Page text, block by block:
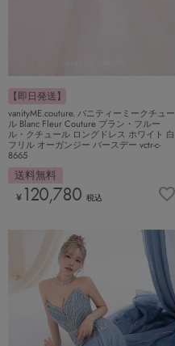
【即日発送】
vanityME.couture. バニティーミークチュー
ル Blanc Fleur Couture ブラン・フルー
ル・クチュール ロングドレス ホワイト 白
フリル オーガンジー バースデー vctr-c-
8665
送料無料
¥ 120,780 税込